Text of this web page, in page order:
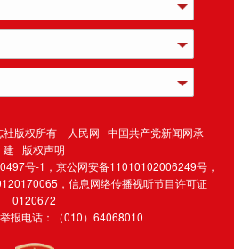
社版权所有 人民网 中国共产党新闻网承
建 版权声明
号-1 ，京公网安备11010102006249号，
，信息网络传播视听节目许可证
0120672
报电话：（010）64068010